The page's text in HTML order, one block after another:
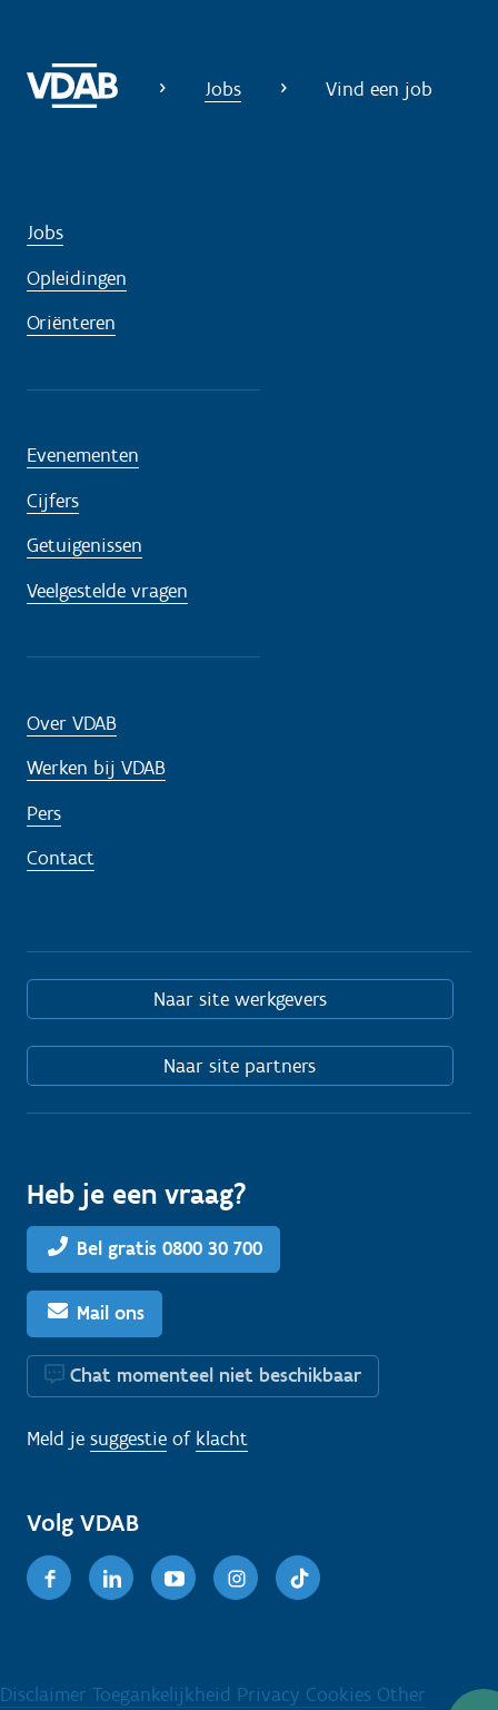
Jobs Vind een job
Jobs
Opleidingen
Oriënteren
Evenementen
Cijfers
Getuigenissen
Veelgestelde vragen
Over VDAB
Werken bij VDAB
Pers
Contact
Naar site werkgevers
Naar site partners
Heb je een vraag?
Bel gratis 0800 30 700
Mail ons
Chat momenteel niet beschikbaar
Meld je suggestie of klacht
Volg VDAB
FacebookLinkedinYoutubeInstagram
Disclaimer Toegankelijkheid Privacy Cookies Other